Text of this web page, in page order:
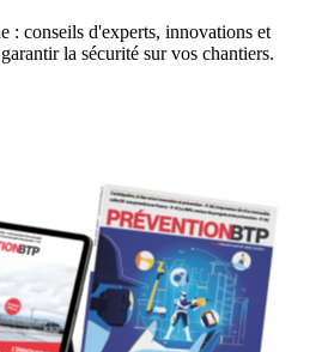
: conseils d'experts, innovations et
la sécurité sur vos chantiers.